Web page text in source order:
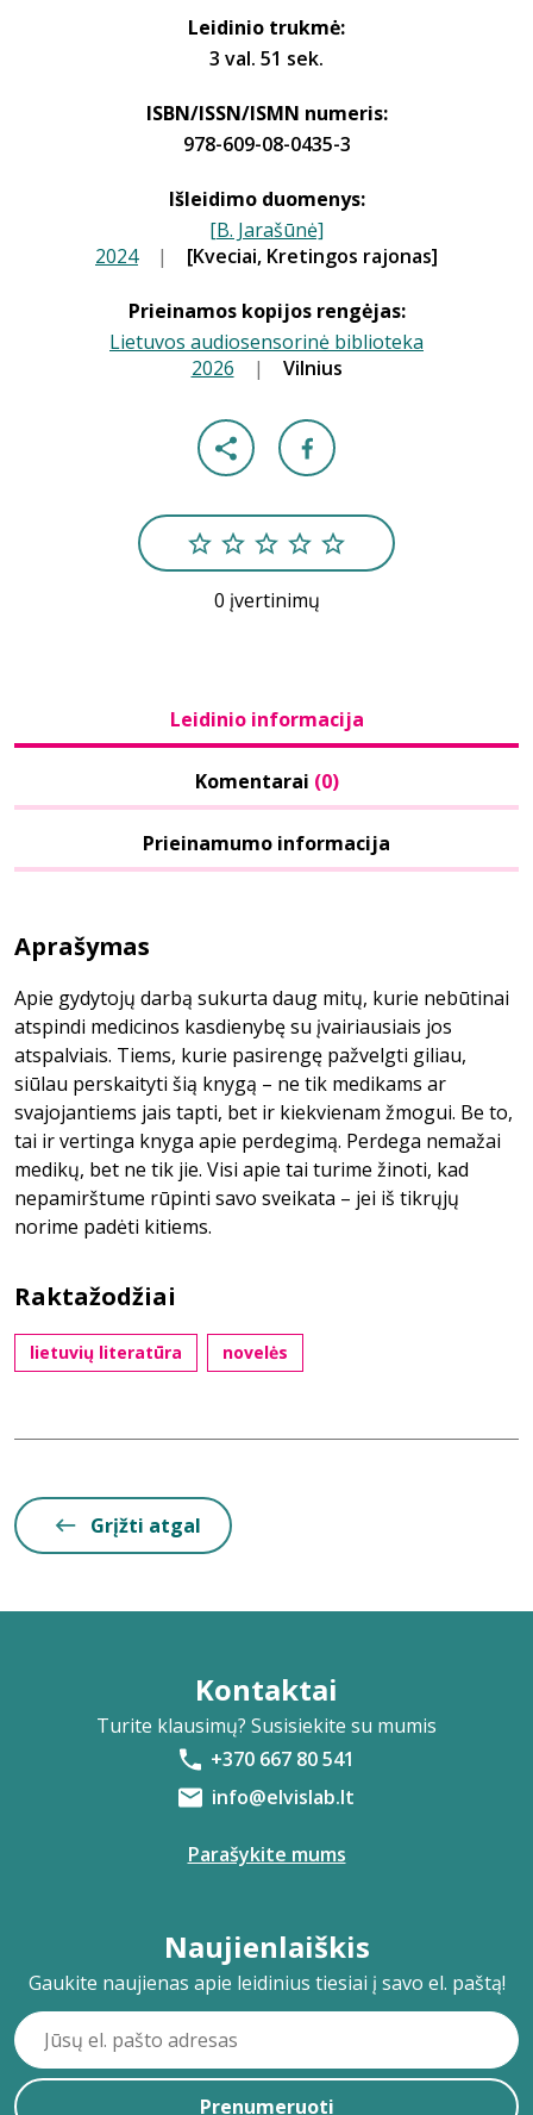
Leidinio trukmė:
3 val. 51 sek.
ISBN/ISSN/ISMN numeris:
978-609-08-0435-3
Išleidimo duomenys:
[B. Jarašūnė]
|
2024 | [Kveciai, Kretingos rajonas]
Prieinamos kopijos rengėjas:
Lietuvos audiosensorinė biblioteka
2026 | Vilnius
0 įvertinimų
Leidinio informacija
Komentarai (0)
Prieinamumo informacija
Aprašymas
Apie gydytojų darbą sukurta daug mitų, kurie nebūtinai
atspindi medicinos kasdienybę su įvairiausiais jos
atspalviais. Tiems, kurie pasirengę pažvelgti giliau,
siūlau perskaityti šią knygą – ne tik medikams ar
svajojantiems jais tapti, bet ir kiekvienam žmogui. Be to,
tai ir vertinga knyga apie perdegimą. Perdega nemažai
medikų, bet ne tik jie. Visi apie tai turime žinoti, kad
nepamirštume rūpinti savo sveikata – jei iš tikrųjų
norime padėti kitiems.
Raktažodžiai
lietuvių literatūra novelės
Grįžti atgal
Kontaktai
Turite klausimų? Susisiekite su mumis
+370 667 80 541
info@elvislab.lt
Parašykite mums
Naujienlaiškis
Gaukite naujienas apie leidinius tiesiai į savo el. paštą!
Prenumeruoti